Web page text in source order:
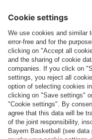
Paiement et livraison
FC Bayern Store App